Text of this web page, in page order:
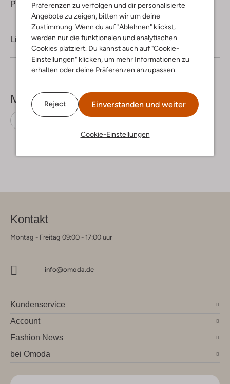
Präferenzen zu verfolgen und dir personalisierte
Angebote zu zeigen, bitten wir um deine
Zustimmung. Wenn du auf "Ablehnen" klickst,
werden nur die funktionalen und analytischen
Cookies platziert. Du kannst auch auf "Cookie-
Einstellungen" klicken, um mehr Informationen zu
erhalten oder deine Präferenzen anzupassen.
Reject Einverstanden und weiter
Cookie-Einstellungen
Produktinformation
Lieferung & Rückgabe
Mehr sehen
Kontakt
Montag - Freitag 09:00 - 17:00 uur
info@omoda.de
Kundenservice
Account
Fashion News
bei Omoda